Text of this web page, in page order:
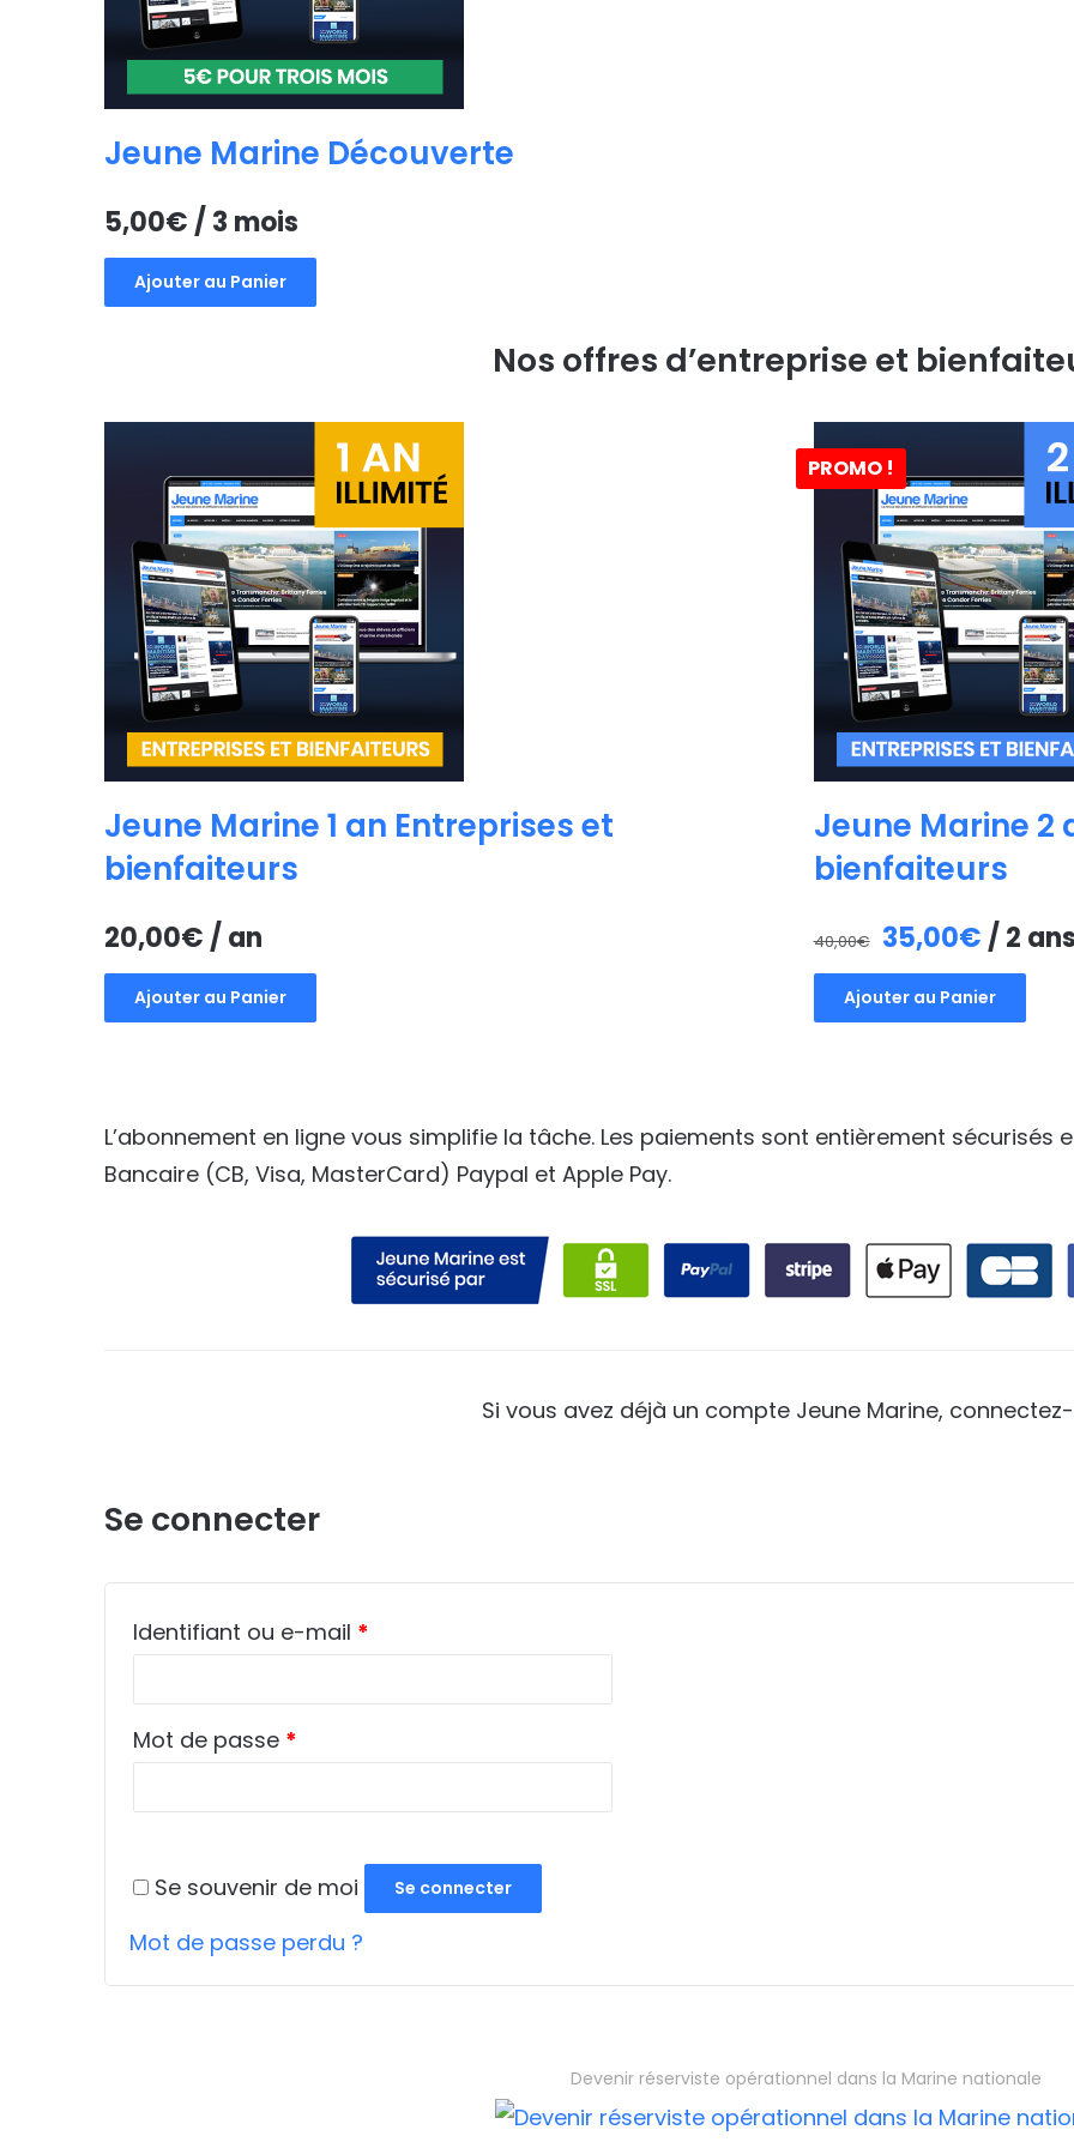
Jeune Marine Découverte
5,00€ / 3 mois
Ajouter au Panier
Nos offres d’entreprise et
Jeune Marine 1 an Entreprises et
bienfaiteurs
20,00€/ an
Ajouter au Panier
PROMO !
Jeune Marine 2
bienfaiteurs
40,00€
Le
prix
initial
40,00€.
35,00€Le
prix
actuel
/ 2
Ajouter au Panier
L’abonnement en ligne vous simplifie la tâche. Les paiements sont entièrement
Bancaire (CB, Visa, MasterCard) Paypal et Apple Pay.
Si vous avez déjà un compte Jeune Marine,
Se connecter
Identifiant ou e-mail *
Mot de passe *
Se souvenir de moi Se connecter
Mot de passe perdu ?
Devenir réserviste opérationnel dans la Marine nationale